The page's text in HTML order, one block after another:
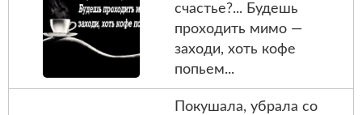
счастье?... Будешь
проходить мимо —
заходи, хоть кофе
попьем...
Покушала, убрала со